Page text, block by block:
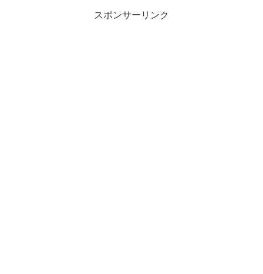
スポンサーリンク